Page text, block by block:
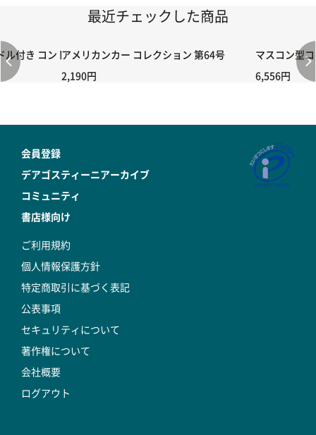
最近チェックした商品
付き コントローラー＆ポイント切り替えスイッチRC-02/C002 /
アメリカンカー コレクション 第64号
2,190円
マスコン型
6,556円
会員登録
デアゴスティーニアーカイブ
コミュニティ
書店様向け
ご利用規約
個人情報保護方針
特定商取引に基づく表記
公表事項
セキュリティについて
著作権について
会社概要
ログアウト